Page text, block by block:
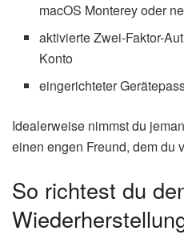
macOS Monterey oder
aktivierte Zwei-Faktor-
Konto
eingerichteter
Idealerweise nimmst du
einen engen Freund, dem du
So richtest du